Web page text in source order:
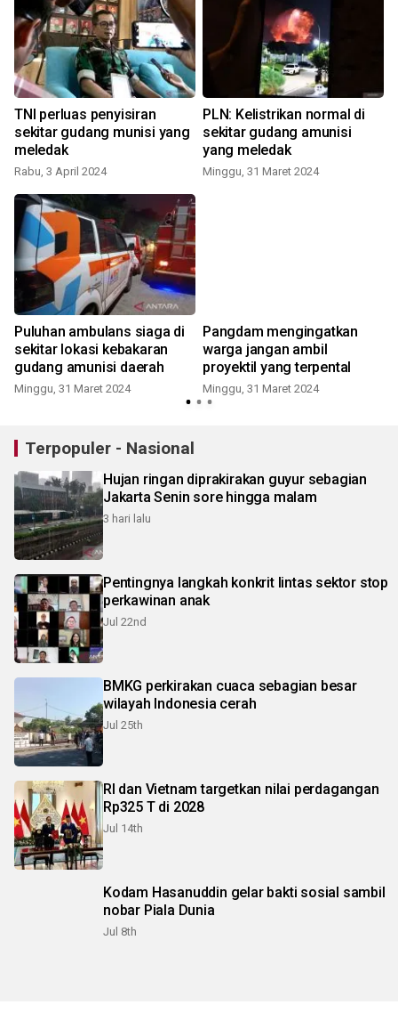
TNI perluas penyisiran
sekitar gudang munisi yang
meledak
Rabu, 3 April 2024
PLN: Kelistrikan normal di
sekitar gudang amunisi
yang meledak
Minggu, 31 Maret 2024
Puluhan ambulans siaga di
sekitar lokasi kebakaran
gudang amunisi daerah
Minggu, 31 Maret 2024
Pangdam mengingatkan
warga jangan ambil
proyektil yang terpental
Minggu, 31 Maret 2024
Terpopuler - Nasional
Hujan ringan diprakirakan guyur sebagian
Jakarta Senin sore hingga malam
3 hari lalu
Pentingnya langkah konkrit lintas sektor stop
perkawinan anak
Jul 22nd
BMKG perkirakan cuaca sebagian besar
wilayah Indonesia cerah
Jul 25th
RI dan Vietnam targetkan nilai perdagangan
Rp325 T di 2028
Jul 14th
Kodam Hasanuddin gelar bakti sosial sambil
nobar Piala Dunia
Jul 8th